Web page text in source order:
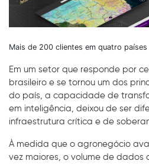
Mais de 200 clientes em quatro
Em um setor que responde por
brasileiro e se tornou um dos
do país, a capacidade de
em inteligência, deixou de ser
infraestrutura crítica e de
À medida que o agronegócio
vez maiores, o volume de dados